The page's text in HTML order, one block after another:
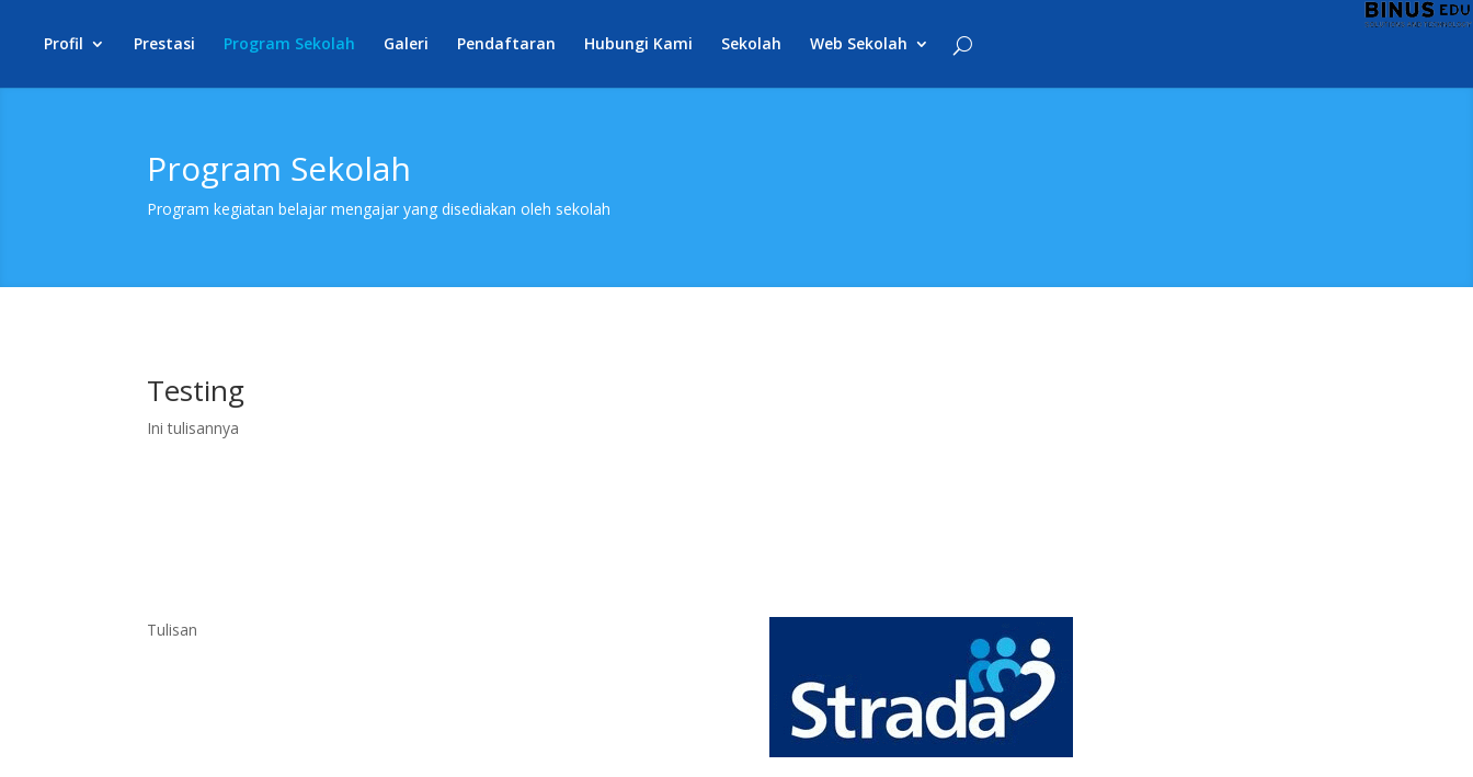
Profil Prestasi Program Sekolah Galeri Pendaftaran Hubungi Kami Sekolah Web Sekolah
Program Sekolah
Program kegiatan belajar mengajar yang disediakan oleh sekolah
Testing
Ini tulisannya
Tulisan